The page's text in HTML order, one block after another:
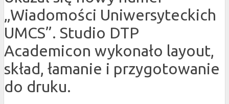
„Wiadomości Uniwersyteckich
UMCS”. Studio DTP
Academicon wykonało layout,
skład, łamanie i przygotowanie
do druku.